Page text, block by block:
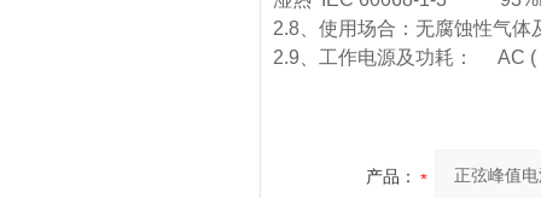
2.8、使用场合：无腐蚀性气体
2.9、工作电源及功耗： AC
产品：